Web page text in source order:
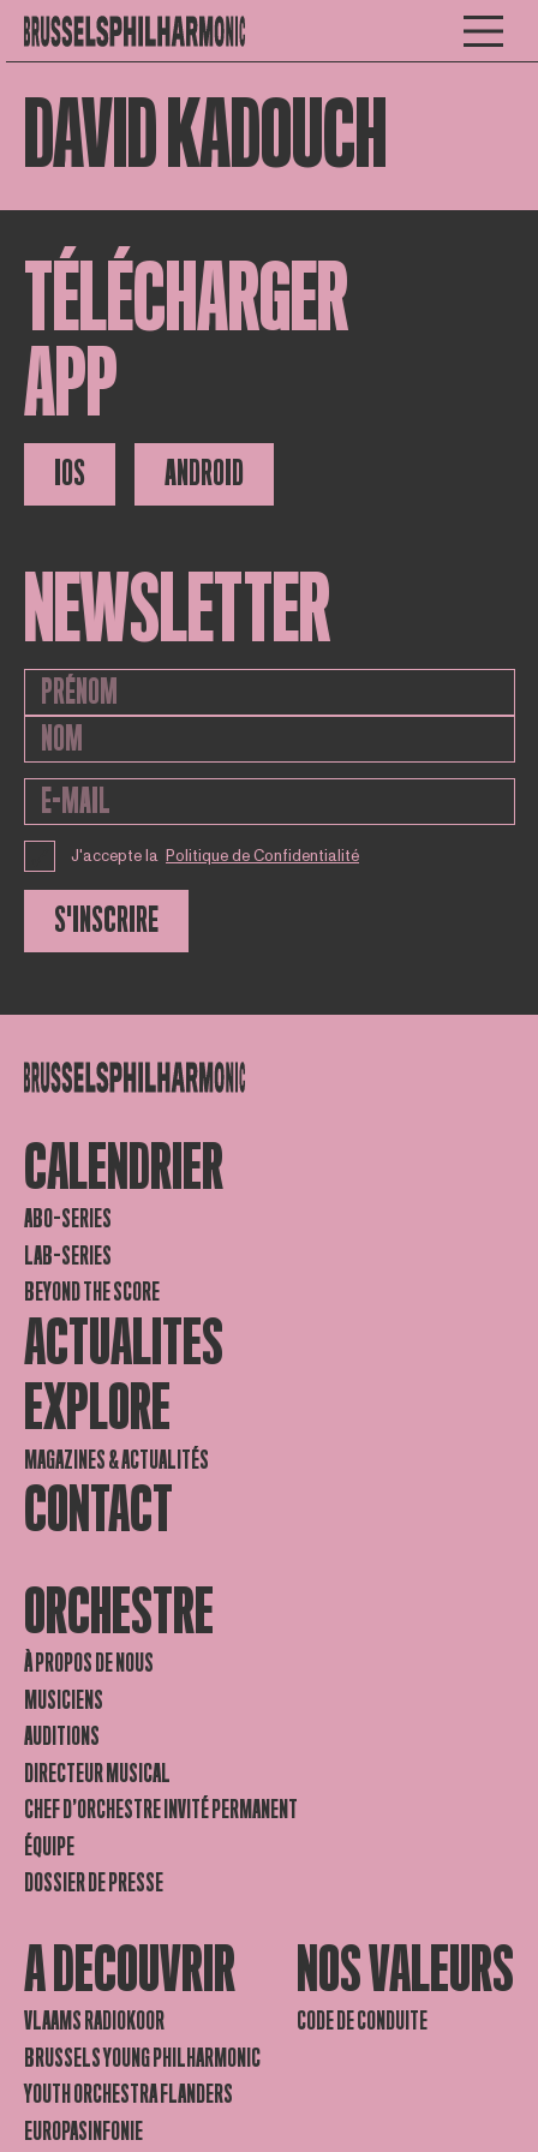
DAVID KADOUCH
TÉLÉCHARGER
APP
IOS ANDROID
NEWSLETTER
J'accepte la Politique de Confidentialité
S'INSCRIRE
CALENDRIER
ABO-SERIES
LAB-SERIES
BEYOND THE SCORE
ACTUALITES
EXPLORE
MAGAZINES & ACTUALITÉS
CONTACT
ORCHESTRE
À PROPOS DE NOUS
MUSICIENS
AUDITIONS
DIRECTEUR MUSICAL
CHEF D’ORCHESTRE INVITÉ PERMANENT
ÉQUIPE
DOSSIER DE PRESSE
A DECOUVRIR
VLAAMS RADIOKOOR
BRUSSELS YOUNG PHILHARMONIC
YOUTH ORCHESTRA FLANDERS
EUROPASINFONIE
NOS VALEURS
CODE DE CONDUITE